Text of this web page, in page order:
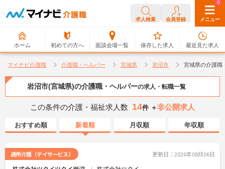
求人検索 会員登録 メニュー
ホーム 初めての方へ 面談会場一覧
0
保存した求人
0
最近見た求人
マイナビ介護職 介護職・ヘルパー 宮城県 岩沼市 宮城県の介護職
岩沼市(宮城県)の介護職・ヘルパーの求人・転職一覧
この条件の介護・福祉求人数 14件 ＋非公開求人
おすすめ順 新着順 月収順 年収順
通所介護（デイサービス） 更新日：2026年08月06日